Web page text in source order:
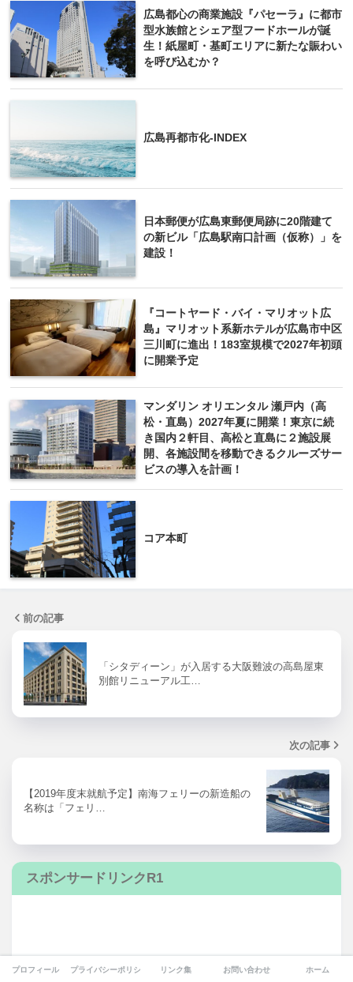
広島都心の商業施設『パセーラ』に都市
型水族館とシェア型フードホールが誕
生！紙屋町・基町エリアに新たな賑わい
を呼び込むか？
広島再都市化-INDEX
日本郵便が広島東郵便局跡に20階建て
の新ビル「広島駅南口計画（仮称）」を
建設！
『コートヤード・バイ・マリオット広
島』マリオット系新ホテルが広島市中区
三川町に進出！183室規模で2027年初頭
に開業予定
マンダリン オリエンタル 瀬戸内（高
松・直島）2027年夏に開業！東京に続
き国内２軒目、高松と直島に２施設展
開、各施設間を移動できるクルーズサー
ビスの導入を計画！
コア本町
前の記事
「シタディーン」が入居する大阪難波の高島屋東
別館リニューアル工…
次の記事
【2019年度末就航予定】南海フェリーの新造船の
名称は「フェリ…
スポンサードリンクR1
プロフィール プライバシーポリシー リンク集 お問い合わせ ホーム